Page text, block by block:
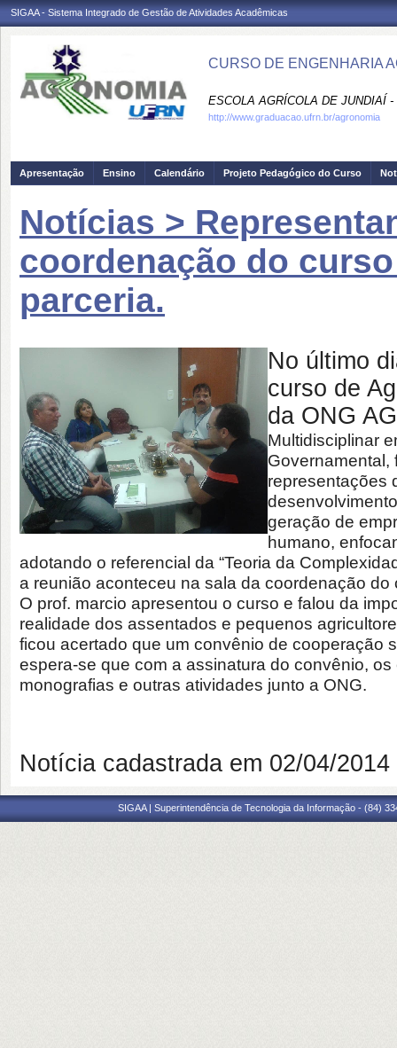
SIGAA - Sistema Integrado de Gestão de Atividades Acadêmicas
CURSO DE ENGENHARIA
ESCOLA AGRÍCOLA DE JUNDIAÍ -
http://www.graduacao.ufrn.br/agronomia
Apresentação Ensino Calendário Projeto Pedagógico do Curso
Notícias >
coordenação do
parceria.
No último
curso de
da ONG
Multidisciplinar
Governamental,
representações
geração de
humano,
adotando o referencial da “Teoria da
a reunião aconteceu na sala da coordenação
O prof. marcio apresentou o curso e falou da
realidade dos assentados e pequenos
ficou acertado que um convênio de cooperação
espera-se que com a assinatura do convênio,
monografias e outras atividades junto a ONG.
Notícia cadastrada em 02/04/
SIGAA | Superintendência de Tecnologia da Informação - (84)